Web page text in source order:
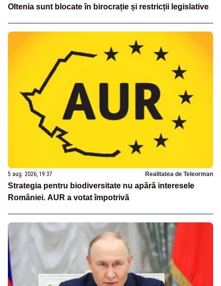
Oltenia sunt blocate în birocrație și restricții legislative
5 aug. 2026, 19:37 Realitatea de Teleorman
Strategia pentru biodiversitate nu apără interesele
României. AUR a votat împotrivă